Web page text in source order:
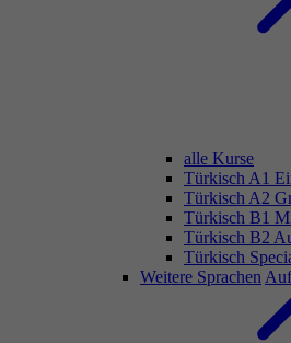
alle Kurse
Türkisch A1
Türkisch A2
Türkisch B1
Türkisch B2
Türkisch
Weitere Sprachen